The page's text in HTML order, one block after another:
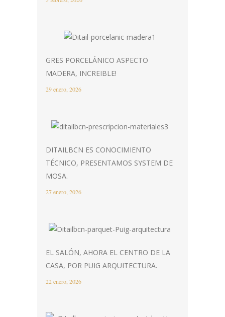
GRES PORCELÁNICO ASPECTO
MADERA, INCREIBLE!
29 enero, 2026
DITAILBCN ES CONOCIMIENTO
TÉCNICO, PRESENTAMOS SYSTEM DE
MOSA.
27 enero, 2026
EL SALÓN, AHORA EL CENTRO DE LA
CASA, POR PUIG ARQUITECTURA.
22 enero, 2026